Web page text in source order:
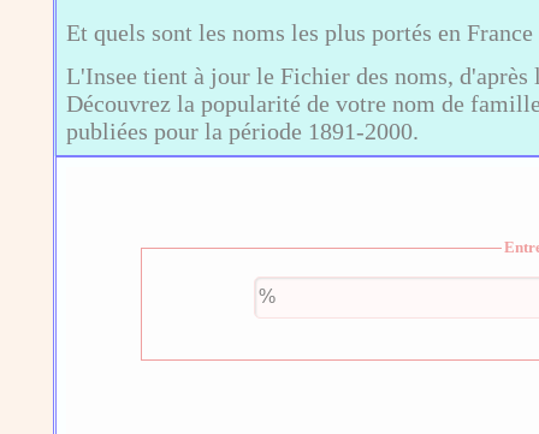
Et quels sont les noms les plus portés en
L'Insee tient à jour le Fichier des noms,
Découvrez la popularité de votre nom de
publiées pour la période 1891-2000.